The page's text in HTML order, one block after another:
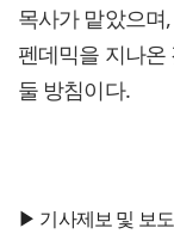
목사가 맡았으며
펜데믹을 지나온
둘 방침이다.
▶ 기사제보 및 보